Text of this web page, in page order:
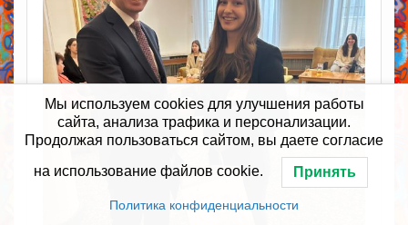
Мы используем cookies для улучшения работы
сайта, анализа трафика и персонализации.
Продолжая пользоваться сайтом, вы даете согласие
на использование файлов cookie. Принять
Политика конфиденциальности